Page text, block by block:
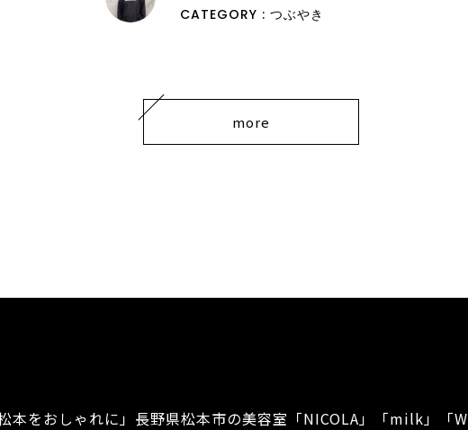
CATEGORY : つぶやき
more
松本をおしゃれに」 長野県松本市の美容室「NICOLA」「milk」「